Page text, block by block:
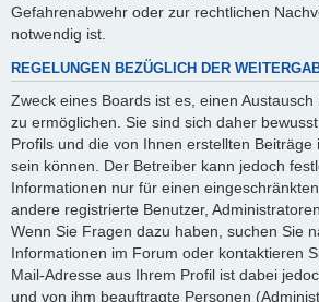
Gefahrenabwehr oder zur rechtlichen
notwendig ist.
REGELUNGEN BEZÜGLICH DER
Zweck eines Boards ist es, einen
zu ermöglichen. Sie sind sich daher
Profils und die von Ihnen erstellten Beiträge
sein können. Der Betreiber kann jedoch
Informationen nur für einen
andere registrierte Benutzer,
Wenn Sie Fragen dazu haben, suchen Sie
Informationen im Forum oder kontaktieren
Mail-Adresse aus Ihrem Profil ist dabei
und von ihm beauftragte Personen